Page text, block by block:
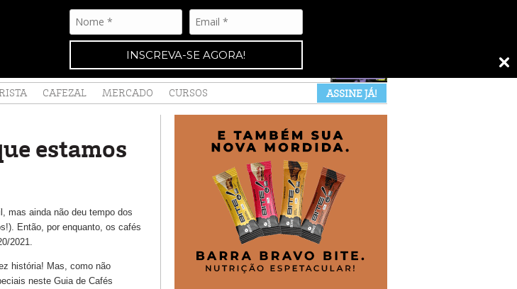
INSCREVA-SE AGORA!
•NAS BANCAS
CAFEZAL MERCADO ASSINE JÁ!
CURSOS
estamos
mas ainda não deu tempo dos
Então, por enquanto, os cafés
2021.
história! Mas, como não
neste Guia de Cafés